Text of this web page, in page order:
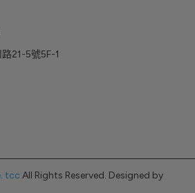
21-5號5F-1
tcc All Rights Reserved. Designed by